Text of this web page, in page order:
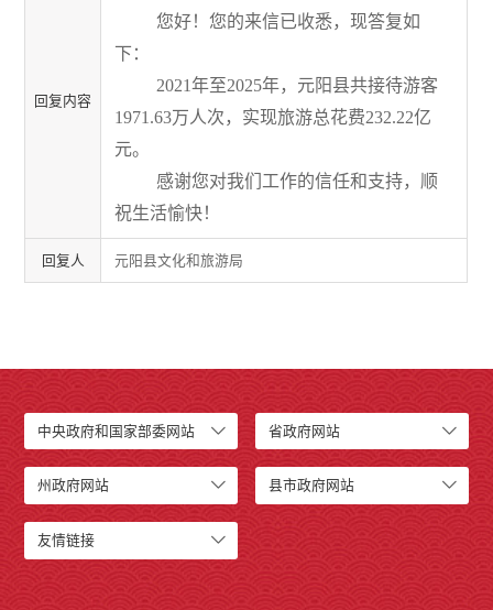
回复内容
您好！您的来信已收悉，现答复如
下：
2021年至2025年， 元阳县共接待游客
1971.63万人次 ， 实现旅游总花费232.22亿
元。
感谢您对我们工作的信任和支持，顺
祝生活愉快！
回复人 元阳县文化和旅游局
中央政府和国家部委网站 省政府网站
州政府网站 县市政府网站
友情链接